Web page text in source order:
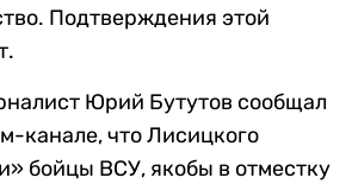
Подтверждения этой
Юрий Бутутов сообщал
канале, что Лисицкого
бойцы ВСУ, якобы в отместку